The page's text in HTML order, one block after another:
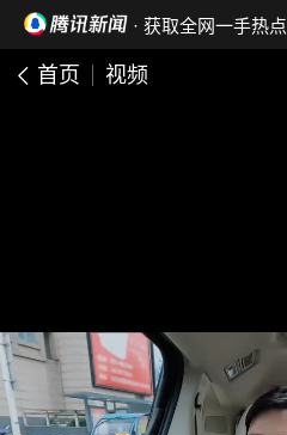
· 获取全网一手热点
首页 视频